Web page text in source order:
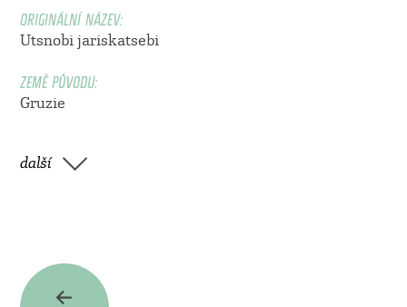
ORIGINÁLNÍ NÁZEV:
Utsnobi jariskatsebi
ZEMĚ PŮVODU:
Gruzie
další